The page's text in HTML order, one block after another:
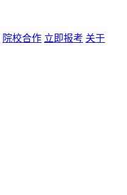
院校合作 立即报考 关于